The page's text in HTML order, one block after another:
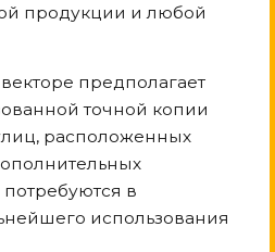
продукции и любой
предполагает
точной копии
расположенных
в
использования